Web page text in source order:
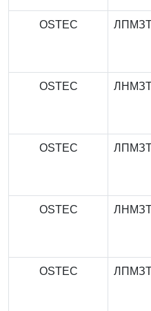
OSTEC
OSTEC
OSTEC
OSTEC
OSTEC